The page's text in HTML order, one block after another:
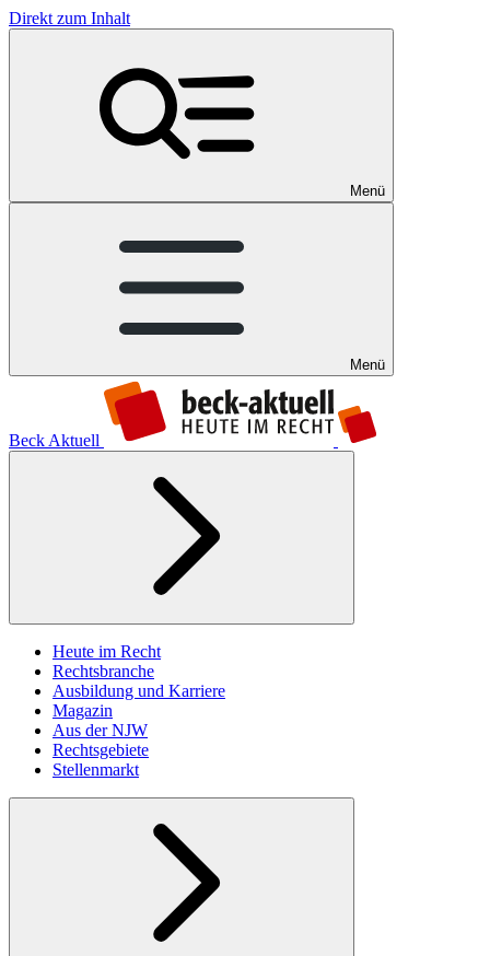
Direkt zum Inhalt
Menü
Menü
Beck Aktuell
Heute im Recht
Rechtsbranche
Ausbildung und Karriere
Magazin
Aus der NJW
Rechtsgebiete
Stellenmarkt